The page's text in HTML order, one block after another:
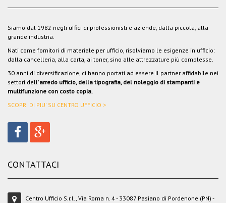
Siamo dal 1982 negli uffici di professionisti e aziende, dalla piccola, alla
grande industria.
Nati come fornitori di materiale per ufficio, risolviamo le esigenze in ufficio:
dalla cancelleria, alla carta, ai toner, sino alle attrezzature più complesse.
30 anni di diversificazione, ci hanno portati ad essere il partner affidabile nei
settori dell'arredo ufficio, della tipografia, del noleggio di stampanti e
multifunzione con costo copia.
SCOPRI DI PIU' SU CENTRO UFFICIO >
CONTATTACI
Centro Ufficio S.r.l., Via Roma n. 4 - 33087 Pasiano di Pordenone (PN) -